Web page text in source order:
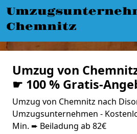
Chemnitz
Umzug von
☛ 100 % Gratis-
Umzug von Chemnitz nach
Umzugsunternehmen -
Min. ➨ Beiladung ab 82€